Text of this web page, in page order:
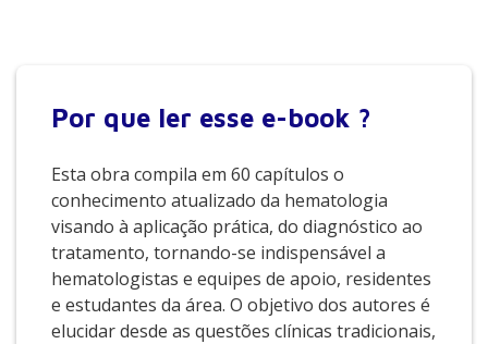
Por que ler esse e-book ?
Esta obra compila em 60 capítulos o
conhecimento atualizado da hematologia
visando à aplicação prática, do diagnóstico ao
tratamento, tornando-se indispensável a
hematologistas e equipes de apoio, residentes
e estudantes da área. O objetivo dos autores é
elucidar desde as questões clínicas tradicionais,